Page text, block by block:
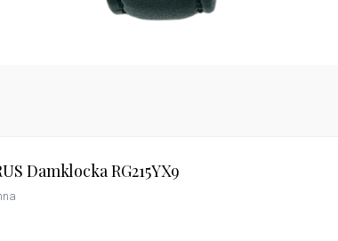
Damklocka RG215YX9